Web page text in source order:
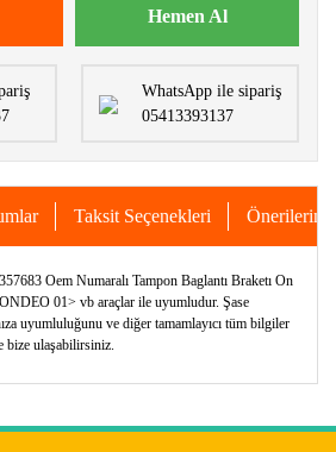
Hemen Al
WhatsApp ile sipariş
05413393137
Taksit Seçenekleri Önerileriniz
Oem Numaralı Tampon Baglantı Braketı On
01> vb araçlar ile uyumludur. Şase
uyumluluğunu ve diğer tamamlayıcı tüm bilgiler
bize ulaşabilirsiniz.